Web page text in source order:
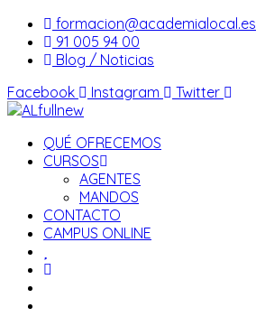
Saltar
contenido
formacion@academialocal.es
91 005 94 00
Blog / Noticias
Facebook
Instagram Twitter
QUÉ OFRECEMOS
CURSOS
AGENTES
MANDOS
CONTACTO
CAMPUS ONLINE